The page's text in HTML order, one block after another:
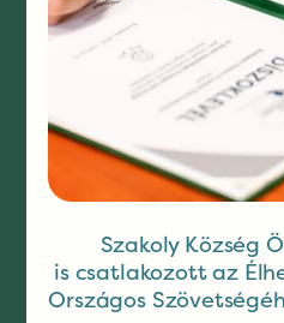
Szakoly Község
is csatlakozott az
Országos